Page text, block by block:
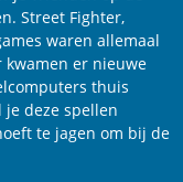
Street Fighter,
waren allemaal
kwamen er nieuwe
thuis
je deze spellen
te jagen om bij de